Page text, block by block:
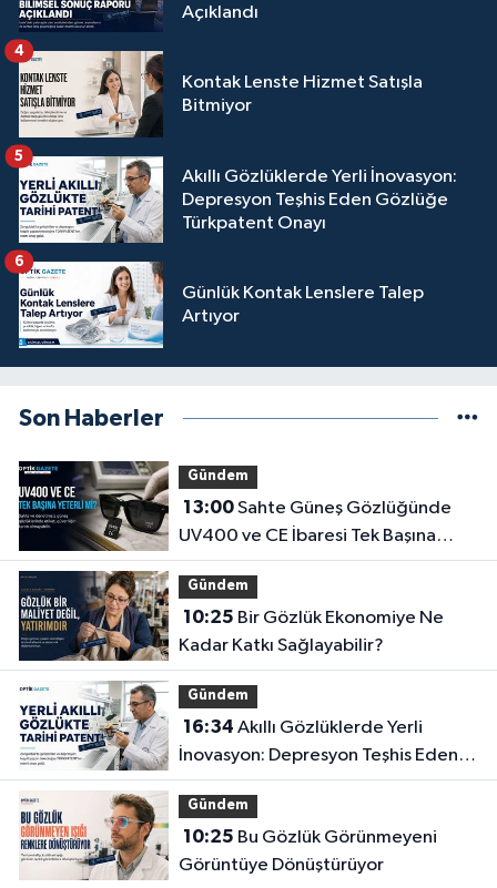
Açıklandı
Kontak Lenste Hizmet Satışla
Bitmiyor
4
Akıllı Gözlüklerde Yerli İnovasyon:
Depresyon Teşhis Eden Gözlüğe
Türkpatent Onayı
5
Günlük Kontak Lenslere Talep
Artıyor
6
Son Haberler
Gündem
13:00Sahte Güneş Gözlüğünde
UV400 ve CE İbaresi Tek Başına
Yeterli mi?
Gündem
10:25
Kadar Katkı Sağlayabilir?
Gündem
16:34
İnovasyon: Depresyon Teşhis Eden
Gözlüğe Türkpatent Onayı
Gündem
10:25
Görüntüye Dönüştürüyor